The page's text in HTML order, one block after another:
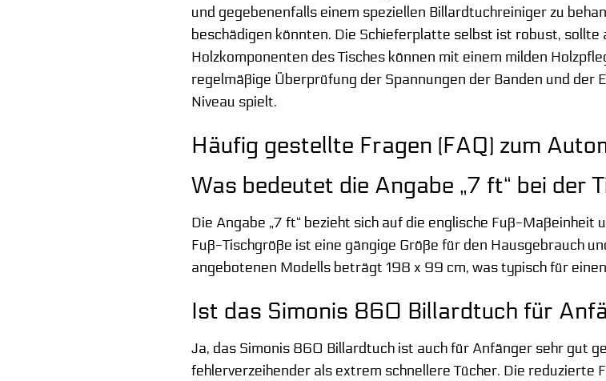
und gegebenenfalls einem speziellen Billardtuchreiniger zu
beschädigen könnten. Die Schieferplatte selbst ist robust,
Holzkomponenten des Tisches können mit einem milden
regelmäßige Überprüfung der Spannungen der Banden und der
Niveau spielt.
Häufig gestellte Fragen (FAQ) zum
Was bedeutet die Angabe „7 ft“ bei der
Die Angabe „7 ft“ bezieht sich auf die englische Fuß-
Fuß-Tischgröße ist eine gängige Größe für den Hausgebrauch
angebotenen Modells beträgt 198 x 99 cm, was typisch für
Ist das Simonis 860 Billardtuch für
Ja, das Simonis 860 Billardtuch ist auch für Anfänger sehr gut
fehlerverzeihender als extrem schnellere Tücher. Die